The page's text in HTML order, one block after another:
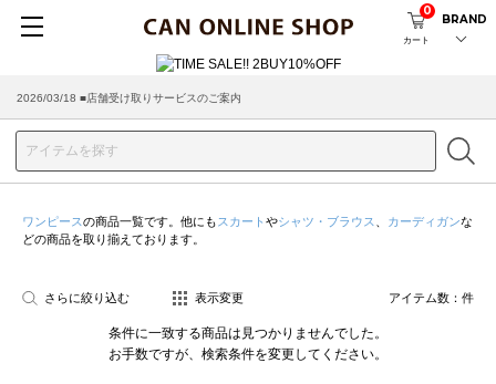
カート
0
BRAND
2026/03/18 ■店舗受け取りサービスのご案内
ワンピースの商品一覧です。他にも スカート やシャツ・ブラウス カーディガンな
どの商品を取り揃えております。
さらに絞り込む 表示変更 アイテム数： 件
条件に一致する商品は見つかりませんでした。
お手数ですが、検索条件を変更してください。